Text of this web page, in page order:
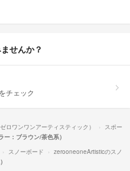
チカラー
せんか？
チェック
ロワンワンアーティスティック）
スポー
ー：ブラウン/茶色系）
スノーボード
zerooneoneArtisticのスノ